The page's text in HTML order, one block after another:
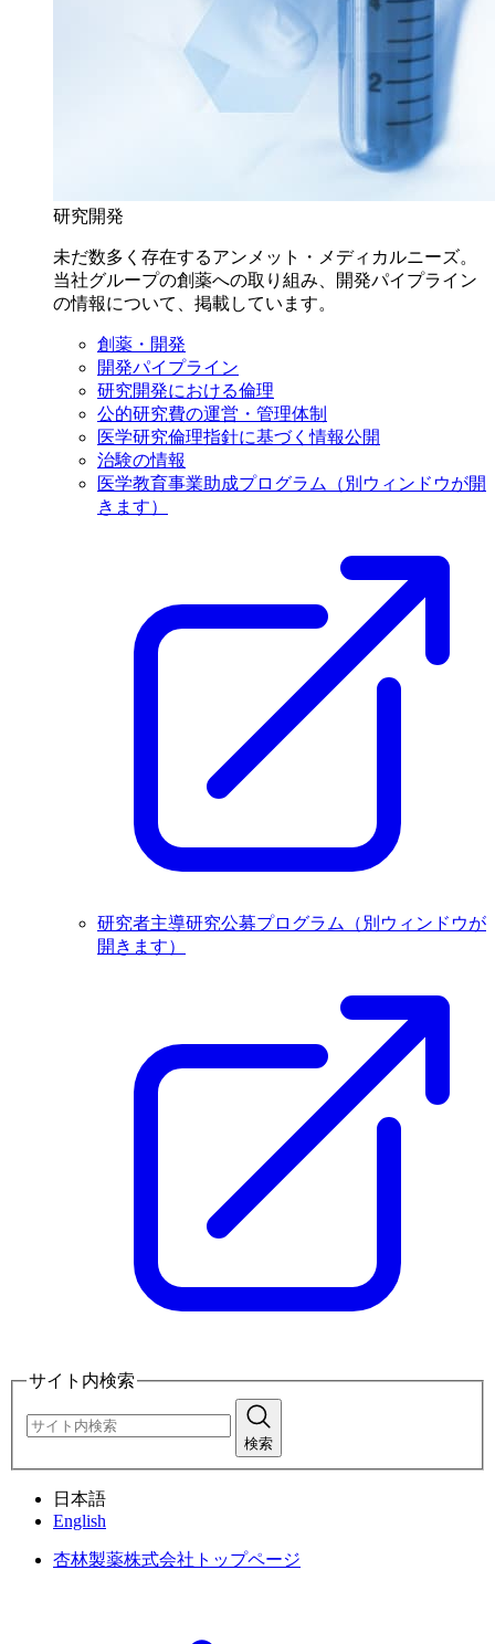
研究開発
未だ数多く存在するアンメット・メディカルニーズ。
当社グループの創薬への取り組み、開発パイプライン
の情報について、掲載しています。
創薬・開発
開発パイプライン
研究開発における倫理
公的研究費の運営・管理体制
医学研究倫理指針に基づく情報公開
治験の情報
医学教育事業助成プログラム
（別ウィンドウが開
きます）
研究者主導研究公募プログラム
（別ウィンドウが
開きます）
サイト内検索
検索
日本語
English
杏林製薬株式会社トップページ